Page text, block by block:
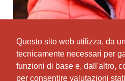
Questo sito web utilizza, da
tecnicamente necessari per
funzioni di base e, dall'altro,
per consentire valutazioni
Questo sito web utilizza, da
tecnicamente necessari per
funzioni di base e, dall'altro,
per consentire valutazioni